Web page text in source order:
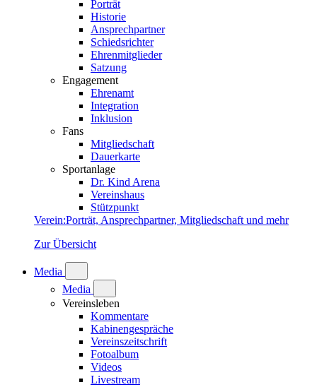
Porträt
Historie
Ansprechpartner
Schiedsrichter
Ehrenmitglieder
Satzung
Engagement
Ehrenamt
Integration
Inklusion
Fans
Mitgliedschaft
Dauerkarte
Sportanlage
Dr. Kind Arena
Vereinshaus
Stützpunkt
Verein:Porträt, Ansprechpartner, Mitgliedschaft und mehr
Zur Übersicht
Media
Media
Vereinsleben
Kommentare
Kabinengespräche
Vereinszeitschrift
Fotoalbum
Videos
Livestream